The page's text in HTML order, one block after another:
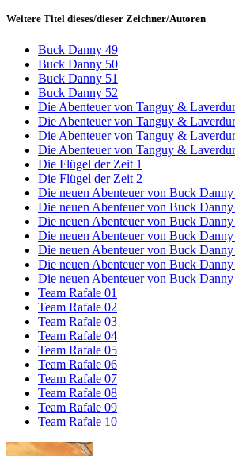
Weitere Titel dieses/dieser Zeichner/Autoren
Buck Danny 49
Buck Danny 50
Buck Danny 51
Buck Danny 52
Die Abenteuer von Tanguy &
Die Abenteuer von Tanguy &
Die Abenteuer von Tanguy &
Die Abenteuer von Tanguy &
Die Flügel der Zeit 1
Die Flügel der Zeit 2
Die neuen Abenteuer von Buck Danny
Die neuen Abenteuer von Buck
Die neuen Abenteuer von Buck
Die neuen Abenteuer von Buck
Die neuen Abenteuer von Buck
Die neuen Abenteuer von Buck
Die neuen Abenteuer von Buck
Team Rafale 01
Team Rafale 02
Team Rafale 03
Team Rafale 04
Team Rafale 05
Team Rafale 06
Team Rafale 07
Team Rafale 08
Team Rafale 09
Team Rafale 10